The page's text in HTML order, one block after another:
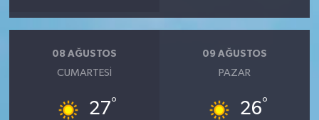
08 AĞUSTOS
CUMARTESI
27°
09 AĞUSTOS
PAZAR
26°